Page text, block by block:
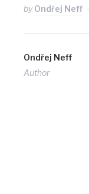
byOndřej Neff
Ondřej Neff
Author